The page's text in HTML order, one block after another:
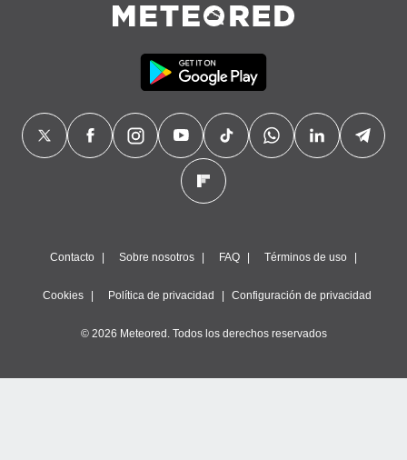
Contacto Sobre nosotros FAQ Términos de uso
Cookies Política de privacidad Configuración de privacidad
© 2026 Meteored. Todos los derechos reservados